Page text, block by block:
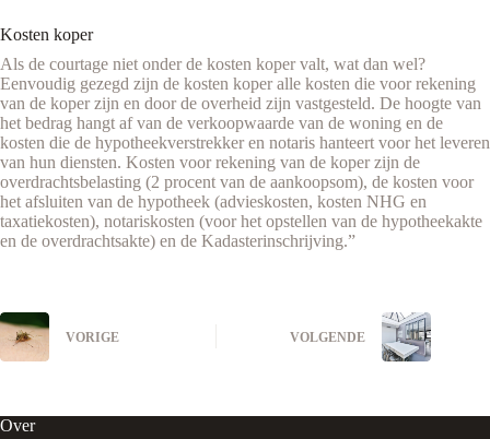
Kosten koper
Als de courtage niet onder de kosten koper valt, wat dan wel?
Eenvoudig gezegd zijn de kosten koper alle kosten die voor rekening
van de koper zijn en door de overheid zijn vastgesteld. De hoogte van
het bedrag hangt af van de verkoopwaarde van de woning en de
kosten die de hypotheekverstrekker en notaris hanteert voor het leveren
van hun diensten. Kosten voor rekening van de koper zijn de
overdrachtsbelasting (2 procent van de aankoopsom), de kosten voor
het afsluiten van de hypotheek (advieskosten, kosten NHG en
taxatiekosten), notariskosten (voor het opstellen van de hypotheekakte
en de overdrachtsakte) en de Kadasterinschrijving.”
VORIGE VOLGENDE
Over